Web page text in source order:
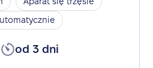
od 3 dni